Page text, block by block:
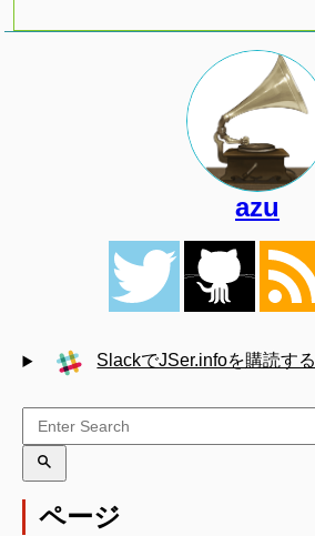
azu
SlackでJSer.infoを購読する
ページ